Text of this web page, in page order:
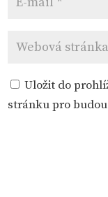
Uložit do
stránku pro